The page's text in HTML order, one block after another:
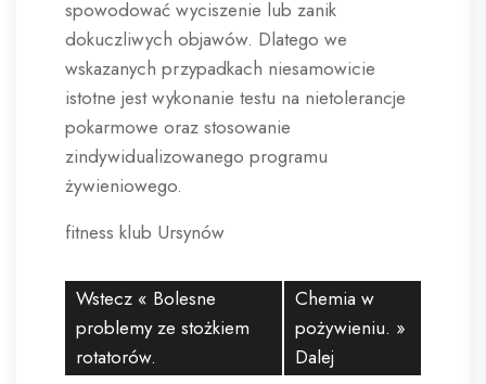
spowodować wyciszenie lub zanik
dokuczliwych objawów. Dlatego we
wskazanych przypadkach niesamowicie
istotne jest wykonanie testu na nietolerancje
pokarmowe oraz stosowanie
zindywidualizowanego programu
żywieniowego.
fitness klub Ursynów
Wstecz « Bolesne
problemy ze stożkiem
rotatorów.
Chemia w
pożywieniu. »
Dalej